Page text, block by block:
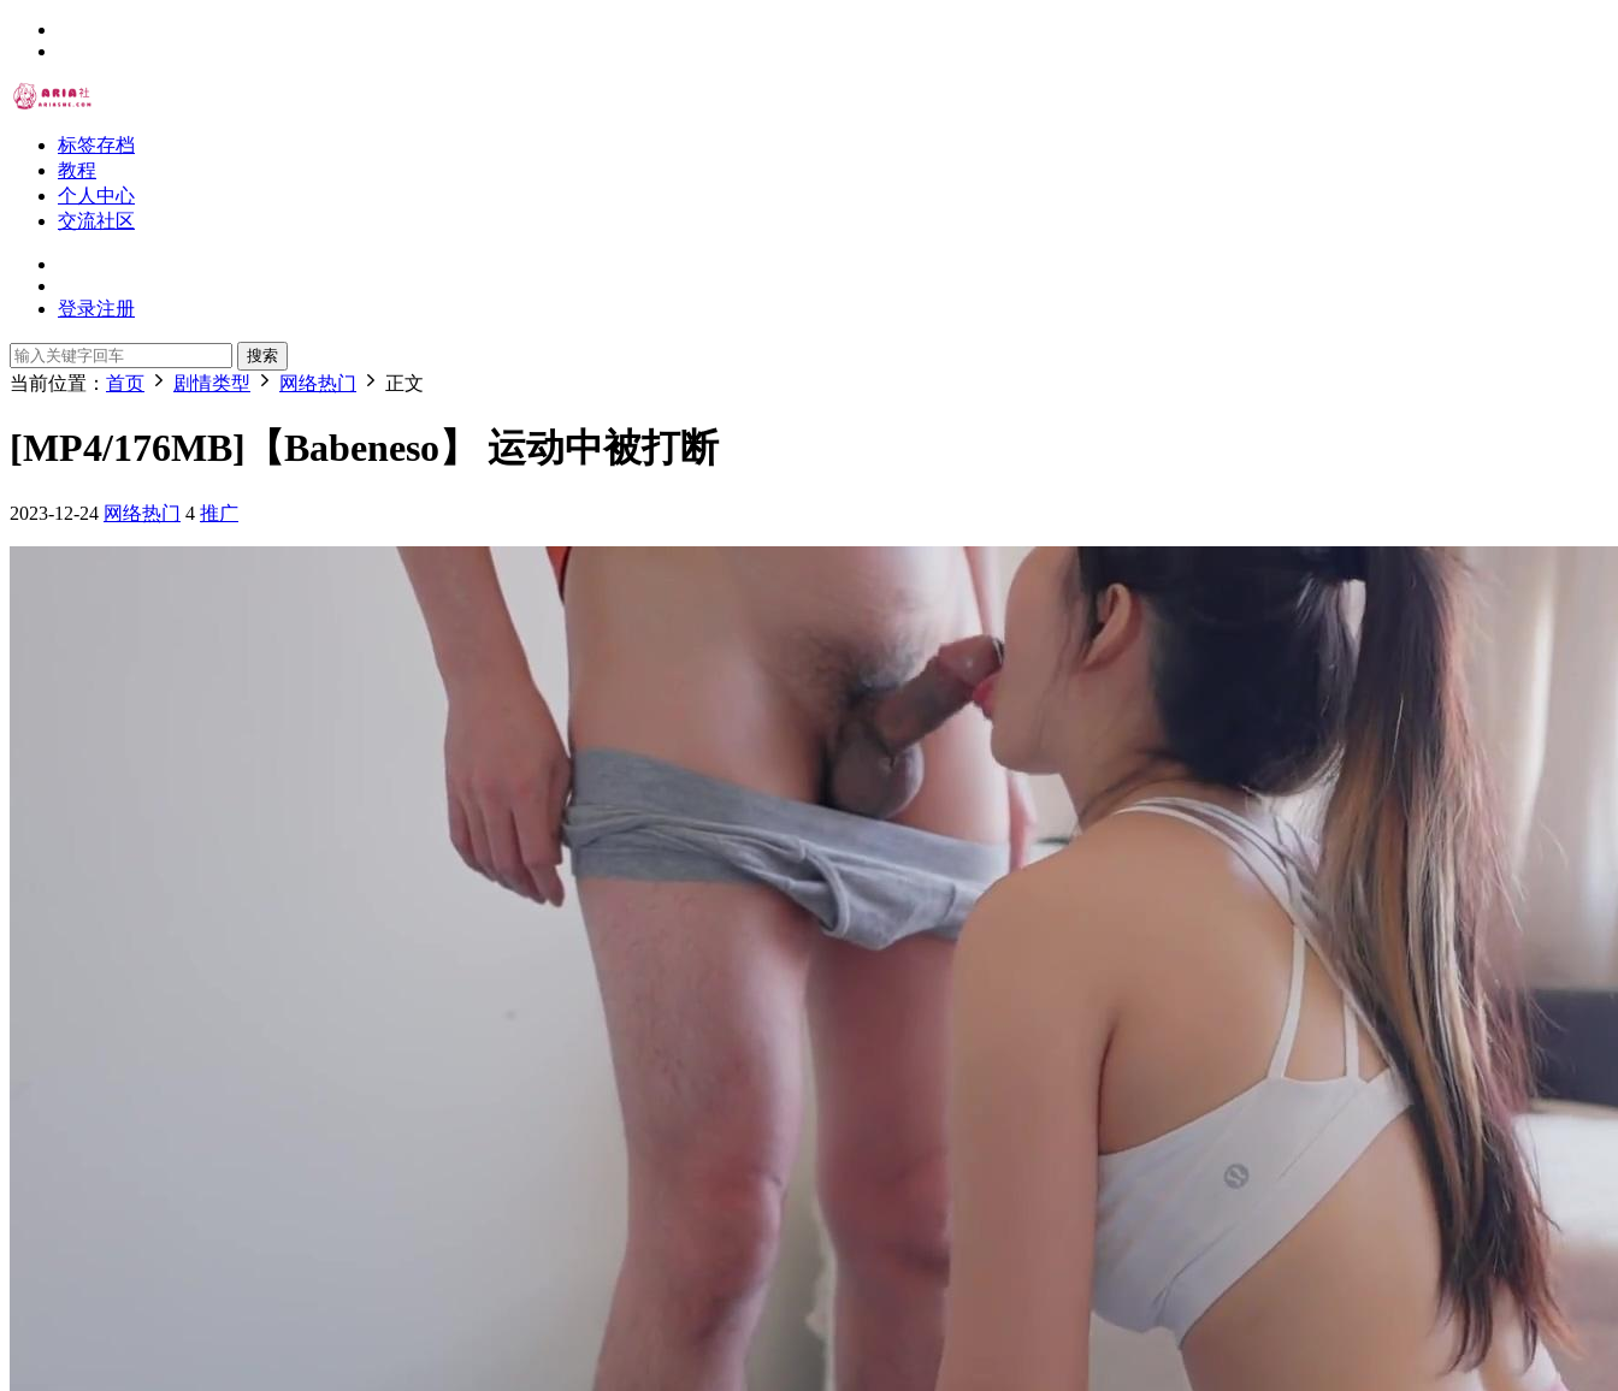
标签存档
教程
个人中心
交流社区
登录注册
搜索
当前位置： 首页 剧情类型 网络热门 正文
[MP4/176MB]【Babeneso】 运动中被打断
2023-12-24 网络热门 4 推广